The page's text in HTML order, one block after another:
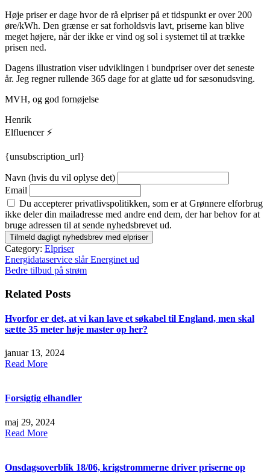
Høje priser er dage hvor de rå elpriser på et tidspunkt er over 200
øre/kWh. Den grænse er sat forholdsvis lavt, priserne kan blive
meget højere, når der ikke er vind og sol i systemet til at trække
prisen ned.
Dagens illustration viser udviklingen i bundpriser over det seneste
år. Jeg regner rullende 365 dage for at glatte ud for sæsonudsving.
MVH, og god fornøjelse
Henrik
Elfluencer ⚡
{unsubscription_url}
Navn (hvis du vil oplyse det)
Email
Du accepterer privatlivspolitikken, som er at Grønnere elforbrug
ikke deler din mailadresse med andre end dem, der har behov for at
bruge adressen til at sende nyhedsbrevet ud.
Category: Elpriser
Indlægsnavigation
Energidataservice slår Energinet ud
Bedre tilbud på strøm
Related Posts
Hvorfor er det, at vi kan lave et søkabel til England, men skal
sætte 35 meter høje master op her?
januar 13, 2024
Read More
Forsigtig elhandler
maj 29, 2024
Read More
Onsdagsoverblik 18/06, krigstrommerne driver priserne op